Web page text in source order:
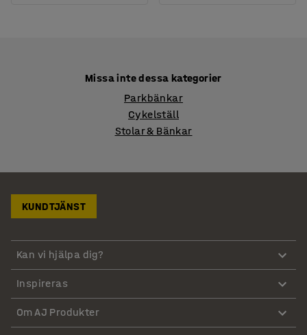
Missa inte dessa kategorier
Parkbänkar
Cykelställ
Stolar & Bänkar
KUNDTJÄNST
Kan vi hjälpa dig?
Inspireras
Om AJ Produkter